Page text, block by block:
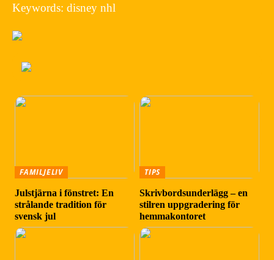
Keywords: disney nhl
FAMILJELIV
Julstjärna i fönstret: En
strålande tradition för
svensk jul
TIPS
Skrivbordsunderlägg – en
stilren uppgradering för
hemmakontoret